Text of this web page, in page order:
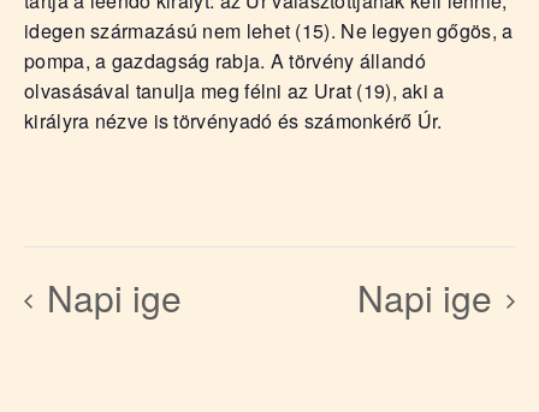
idegen származású nem lehet (15). Ne legyen gőgös, a
pompa, a gazdagság rabja. A törvény állandó
olvasásával tanulja meg félni az Urat (19), aki a
királyra nézve is törvényadó és számonkérő Úr.
Napi ige Napi ige